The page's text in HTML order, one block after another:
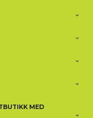
MED